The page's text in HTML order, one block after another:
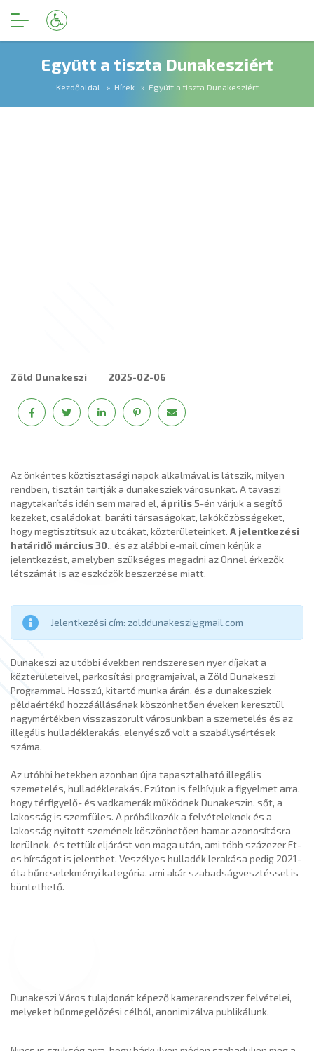
Együtt a tiszta Dunakesziért
Kezdőoldal Hírek Együtt a tiszta Dunakesziért
Zöld Dunakeszi 2025-02-06
Az önkéntes köztisztasági napok alkalmával is látszik, milyen
rendben, tisztán tartják a dunakesziek városunkat. A tavaszi
nagytakarítás idén sem marad el, április 5-én várjuk a segítő
kezeket, családokat, baráti társaságokat, lakóközösségeket,
hogy megtisztítsuk az utcákat, közterületeinket. A jelentkezési
határidő március 30., és az alábbi e-mail címen kérjük a
jelentkezést, amelyben szükséges megadni az Önnel érkezők
létszámát is az eszközök beszerzése miatt.
Jelentkezési cím: zolddunakeszi@gmail.com
Dunakeszi az utóbbi években rendszeresen nyer díjakat a
közterületeivel, parkosítási programjaival, a Zöld Dunakeszi
Programmal. Hosszú, kitartó munka árán, és a dunakesziek
példaértékű hozzáállásának köszönhetően éveken keresztül
nagymértékben visszaszorult városunkban a szemetelés és az
illegális hulladéklerakás, elenyésző volt a szabálysértések
száma.
Az utóbbi hetekben azonban újra tapasztalható illegális
szemetelés, hulladéklerakás. Ezúton is felhívjuk a figyelmet arra,
hogy térfigyelő- és vadkamerák működnek Dunakeszin, sőt, a
lakosság is szemfüles. A próbálkozók a felvételeknek és a
lakosság nyitott szemének köszönhetően hamar azonosításra
kerülnek, és tettük eljárást von maga után, ami több százezer Ft-
os bírságot is jelenthet. Veszélyes hulladék lerakása pedig 2021-
óta bűncselekményi kategória, ami akár szabadságvesztéssel is
büntethető.
Dunakeszi Város tulajdonát képező kamerarendszer felvételei,
melyeket bűnmegelőzési célból, anonimizálva publikálunk.